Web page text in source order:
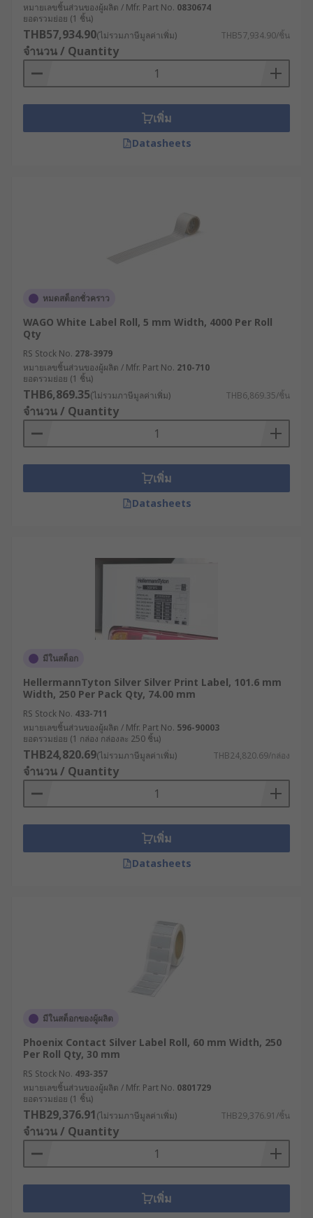
หมายเลขชิ้นส่วนของผู้ผลิต / Mfr. Part No. 0830674
ยอดรวมย่อย (1 ชิ้น)
THB57,934.90(ไม่รวมภาษีมูลค่าเพิ่ม) THB57,934.90/ชิ้น
จำนวน / Quantity
เพิ่ม
Datasheets
หมดสต็อกชั่วคราว
WAGO White Label Roll, 5 mm Width, 4000 Per Roll
Qty
RS Stock No. 278-3979
หมายเลขชิ้นส่วนของผู้ผลิต / Mfr. Part No. 210-710
ยอดรวมย่อย (1 ชิ้น)
THB6,869.35(ไม่รวมภาษีมูลค่าเพิ่ม) THB6,869.35/ชิ้น
จำนวน / Quantity
เพิ่ม
Datasheets
มีในสต็อก
HellermannTyton Silver Silver Print Label, 101.6 mm
Width, 250 Per Pack Qty, 74.00 mm
RS Stock No. 433-711
หมายเลขชิ้นส่วนของผู้ผลิต / Mfr. Part No. 596-90003
ยอดรวมย่อย (1 กล่อง กล่องละ 250 ชิ้น)
THB24,820.69(ไม่รวมภาษีมูลค่าเพิ่ม) THB24,820.69/กล่อง
จำนวน / Quantity
เพิ่ม
Datasheets
มีในสต็อกของผู้ผลิต
Phoenix Contact Silver Label Roll, 60 mm Width, 250
Per Roll Qty, 30 mm
RS Stock No. 493-357
หมายเลขชิ้นส่วนของผู้ผลิต / Mfr. Part No. 0801729
ยอดรวมย่อย (1 ชิ้น)
THB29,376.91(ไม่รวมภาษีมูลค่าเพิ่ม) THB29,376.91/ชิ้น
จำนวน / Quantity
เพิ่ม